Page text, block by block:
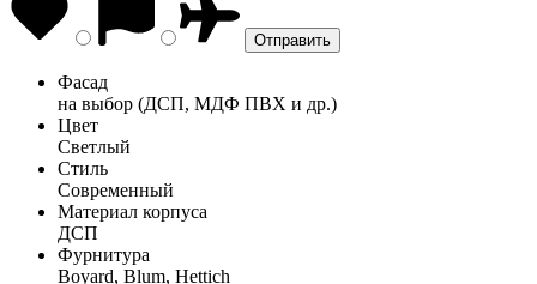
Фасад
на выбор (ДСП, МДФ ПВХ и др.)
Цвет
Светлый
Стиль
Современный
Материал корпуса
ДСП
Фурнитура
Boyard, Blum, Hettich